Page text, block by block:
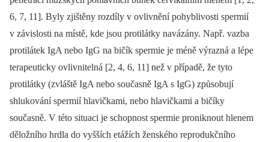
6, 7, 11]. Byly zjištěny rozdíly v ovlivnění pohyblivosti spermií
v závislosti na místě, kde jsou protilátky navázány. Např. vazba
protilátek IgA nebo IgG na bičík spermie je méně výrazná a lépe
terapeuticky ovlivnitelná [2, 4, 6, 11] než v případě, že tyto
protilátky (zvláště IgA nebo současně IgA s IgG) způsobují
shlukování spermií hlavičkami, nebo hlavičkami a bičíky
současně. V této situaci je schopnost spermie proniknout hlenem
děložního hrdla do vyšších etážích ženského reprodukčního